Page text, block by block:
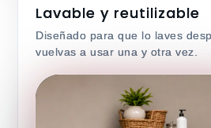
Lavable y reutilizable
Diseñado para que lo laves
vuelvas a usar una y otra vez.